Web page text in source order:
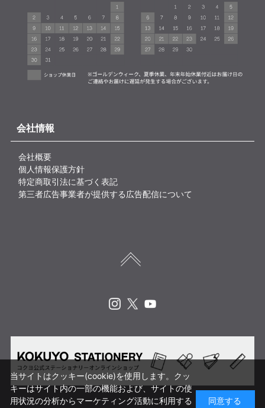
会社情報
会社概要
個人情報保護方針
特定商取引法に基づく表記
第三者広告事業者が提供する広告配信について
当サイトはクッキー(cookie)を使用します。クッ
キーはサイト内の一部の機能および、サイトの使
用状況の分析からマーケティング活動に利用する
同意する